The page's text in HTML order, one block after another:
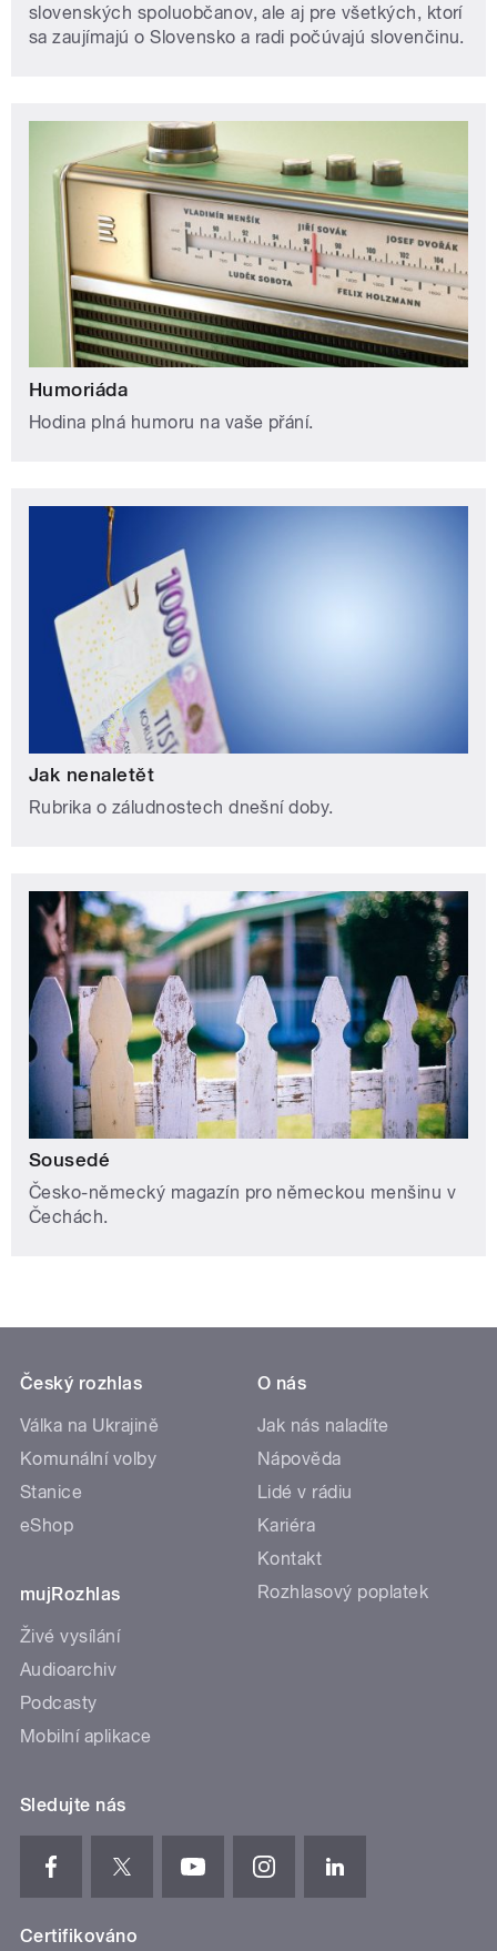
slovenských spoluobčanov, ale aj pre všetkých, ktorí
sa zaujímajú o Slovensko a radi počúvajú slovenčinu.
Humoriáda
Hodina plná humoru na vaše přání.
Jak nenaletět
Rubrika o záludnostech dnešní doby.
Sousedé
Česko-německý magazín pro německou menšinu v
Čechách.
Český rozhlas
Válka na Ukrajině
Komunální volby
Stanice
eShop
mujRozhlas
Živé vysílání
Audioarchiv
Podcasty
Mobilní aplikace
O nás
Jak nás naladíte
Nápověda
Lidé v rádiu
Kariéra
Kontakt
Rozhlasový poplatek
Sledujte nás
Certifikováno